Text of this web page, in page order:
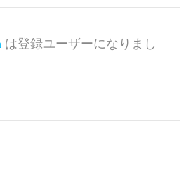
は登録ユーザーになりまし